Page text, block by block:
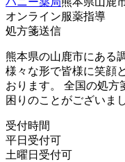
オンライン服薬指導
処方箋送信
熊本県の山鹿市にある
様々な形で皆様に笑顔
おります。 全国の処方
困りのことがございま
受付時間
平日受付可
土曜日受付可